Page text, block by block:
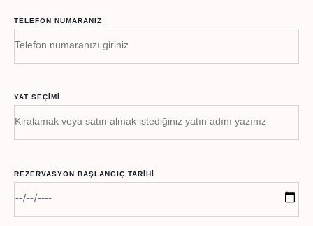
TELEFON NUMARANIZ
YAT SEÇIMI
REZERVASYON BAŞLANGIÇ TARIHI